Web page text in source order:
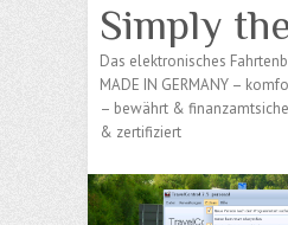
Simply
Das elektronisches
MADE IN GERMANY –
– bewährt &
& zertifiziert